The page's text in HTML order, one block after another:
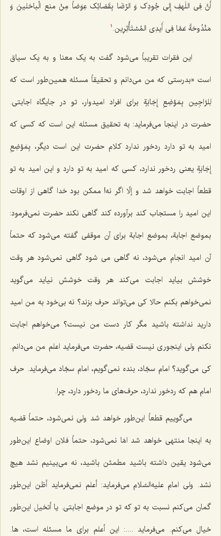
أَنَّ فِى اللَهفِ إِلى جُودِک وَ الرِّضَا بِقَضائِک عِوَضاً مِنْ منع الْباخلینَ وَ
مَنْدُوحَةً عَمَّا فِى أَیدِى المُسْتَأْثِرِین. 1
این فقرات تقریباً می‌شود گفت به یک معنا و به یک سیاق
است «بدرستی که من می‌دانم و تحقیقاً مسئله همین‌طور است که‌
لِلرَّاجِین بِمَوْضِعِ إِجَابَةٍ برای افراد امیدوار، تو در جایگاه اجابتی.
حضرت در اینجا می‌فرماید: به تحقیق مسئله این است که کسی که
امید به تو دارد ردخور ندارد کلام حضرت این است دیگر، بِمَوْضِعِ
إِجَابَةٍ یعنی ردخور ندارد، کسی که امید به تو دارد و این امید به تو
قطعاً اجابت خواهد شد و إلّا اگر نه! ممکن بود خدا گاهی از اوقات
این امید را مستجاب کند برآورده کند گاهی نکند حضرت نمی‌فرمود:
بموضع اجابة، بموضع اجابة برای آن موقفی گفته می‌شود که حتماً
آن امید انجام می‌شود، نه گاهی می شود گاهی نمی‌شود هر وقت
خوشش بیاید اجابت می‌کند هر وقت خوشش نیاید می‌گوید
نمی‌خواهم بکنم حالا کی می‌تواند حرف بزند؟ نه بی‌خود به من امید
دارید نداشته باشید مگر کار دست من نیست؟ می‌خواهم اجابت
نکنم ولی اینجوری نیست قضیه، حضرت می‌فرماید اعلم‌ من می‌دانم.
کی می‌گوید؟ امام سجّاد، بنده نمی‌گویم، امام سجّاد می‌فرماید. حرف
امام هم که ردخور ندارد، حرف‌های ما ردخور دارد، چرا.
می‌گوییم قطعاً این‌طور خواهد شد ولی نمی‌شود، حتماً قضیه
به اینجا منتهی خواهد شد امّا نمی‌شود، حتماً فلان اوضاع این‌طور
می‌شود یقین داشته باشید مطمئن باشید، نه می‌بینیم نشد هیچ
نشد. ولی امام علیه‌السّلام می‌فرماید: أعلم‌ نمی‌فرماید أظن‌ این‌طور
گمان می‌کنم نسبت به تو که تو در موضع اجابتی. یاأتخیل‌ این‌طور
خیال می‌کنم. می‌فرماید ....: این‌ أعلم‌ برای ما مسئله است، ها.